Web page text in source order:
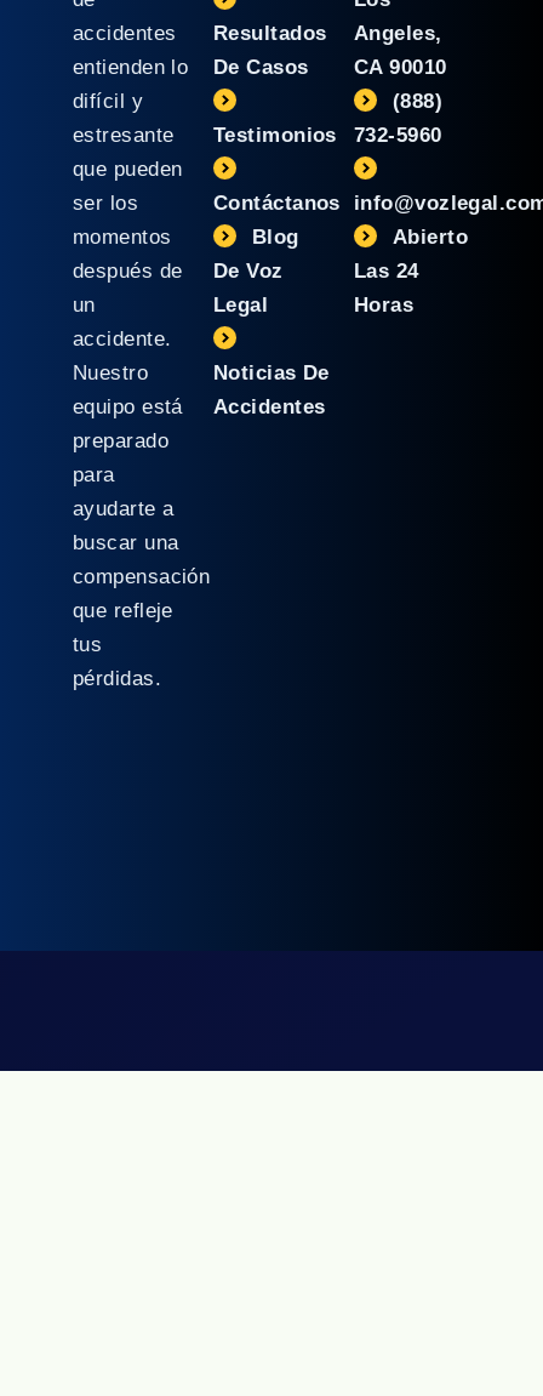
accidentes
entienden lo
difícil y
estresante
que pueden
ser los
momentos
después de
un
accidente.
Nuestro
equipo está
preparado
para
ayudarte a
buscar una
compensación
que refleje
tus
pérdidas.
Resultados
De Casos
Testimonios
Contáctanos
Blog
De Voz
Legal
Noticias De
Accidentes
Angeles,
CA 90010
(888)
732-5960
Abierto
Las 24
Horas